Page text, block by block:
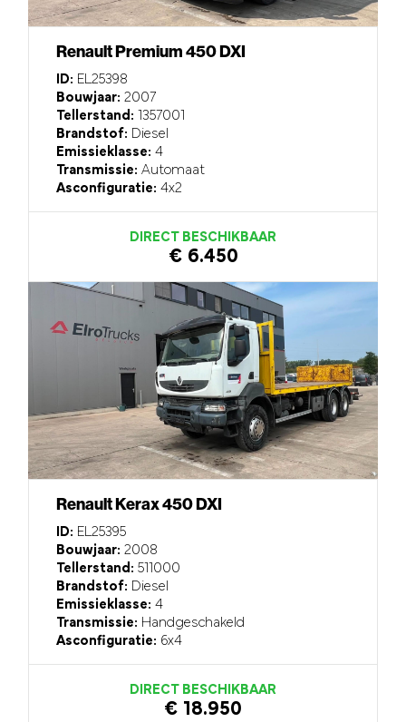
Renault Premium 450 DXI
ID: EL25398
Bouwjaar: 2007
Tellerstand: 1357001
Brandstof: Diesel
Emissieklasse: 4
Transmissie: Automaat
Asconfiguratie: 4x2
DIRECT BESCHIKBAAR
€ 6.450
Renault Kerax 450 DXI
ID: EL25395
Bouwjaar: 2008
Tellerstand: 511000
Brandstof: Diesel
Emissieklasse: 4
Transmissie: Handgeschakeld
Asconfiguratie: 6x4
DIRECT BESCHIKBAAR
€ 18.950